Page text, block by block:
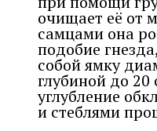
очищает её от
самцами она
подобие
собой ямку
глубиной до
углубление
и стеблями